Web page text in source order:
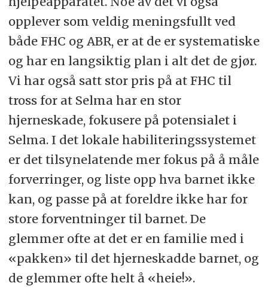
opplever som veldig meningsfullt ved
både FHC og ABR, er at de er systematiske
og har en langsiktig plan i alt det de gjør.
Vi har også satt stor pris på at FHC til
tross for at Selma har en stor
hjerneskade, fokusere på potensialet i
Selma. I det lokale habiliteringssystemet
er det tilsynelatende mer fokus på å måle
forverringer, og liste opp hva barnet ikke
kan, og passe på at foreldre ikke har for
store forventninger til barnet. De
glemmer ofte at det er en familie med i
«pakken» til det hjerneskadde barnet, og
de glemmer ofte helt å «heie!».